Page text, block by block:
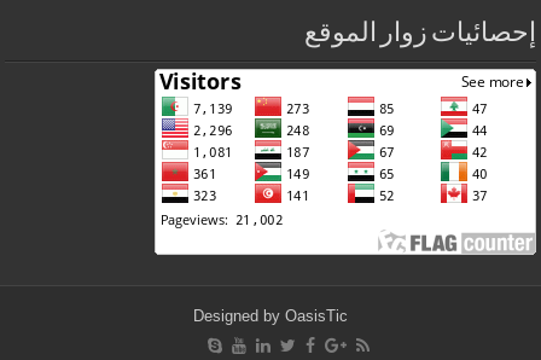
إحصائيات زوار الموقع
Designed by OasisTic